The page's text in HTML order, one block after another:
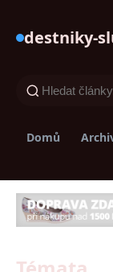
destniky-
Domů